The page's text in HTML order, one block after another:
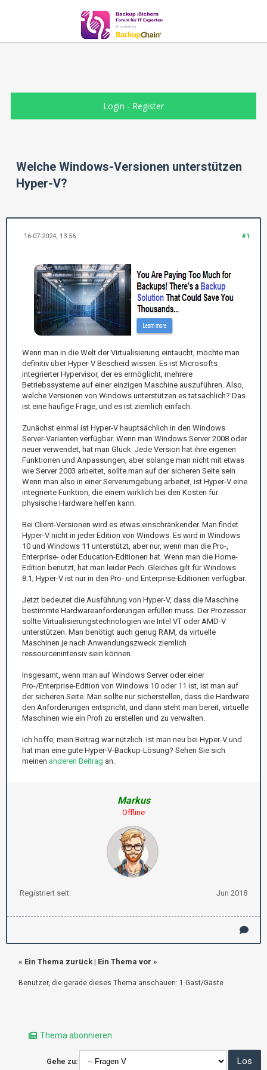
Login - Register
Welche Windows-Versionen unterstützen
Hyper-V?
#1
16-07-2024, 13:56
Wenn man in die Welt der Virtualisierung eintaucht, möchte man
definitiv über Hyper-V Bescheid wissen. Es ist Microsofts
integrierter Hypervisor, der es ermöglicht, mehrere
Betriebssysteme auf einer einzigen Maschine auszuführen. Also,
welche Versionen von Windows unterstützen es tatsächlich? Das
ist eine häufige Frage, und es ist ziemlich einfach.
Zunächst einmal ist Hyper-V hauptsächlich in den Windows
Server-Varianten verfügbar. Wenn man Windows Server 2008 oder
neuer verwendet, hat man Glück. Jede Version hat ihre eigenen
Funktionen und Anpassungen, aber solange man nicht mit etwas
wie Server 2003 arbeitet, sollte man auf der sicheren Seite sein.
Wenn man also in einer Serverumgebung arbeitet, ist Hyper-V eine
integrierte Funktion, die einem wirklich bei den Kosten für
physische Hardware helfen kann.
Bei Client-Versionen wird es etwas einschränkender. Man findet
Hyper-V nicht in jeder Edition von Windows. Es wird in Windows
10 und Windows 11 unterstützt, aber nur, wenn man die Pro-,
Enterprise- oder Education-Editionen hat. Wenn man die Home-
Edition benutzt, hat man leider Pech. Gleiches gilt für Windows
8.1; Hyper-V ist nur in den Pro- und Enterprise-Editionen verfügbar.
Jetzt bedeutet die Ausführung von Hyper-V, dass die Maschine
bestimmte Hardwareanforderungen erfüllen muss. Der Prozessor
sollte Virtualisierungstechnologien wie Intel VT oder AMD-V
unterstützen. Man benötigt auch genug RAM, da virtuelle
Maschinen je nach Anwendungszweck ziemlich
ressourcenintensiv sein können.
Insgesamt, wenn man auf Windows Server oder einer
Pro-/Enterprise-Edition von Windows 10 oder 11 ist, ist man auf
der sicheren Seite. Man sollte nur sicherstellen, dass die Hardware
den Anforderungen entspricht, und dann steht man bereit, virtuelle
Maschinen wie ein Profi zu erstellen und zu verwalten.
Ich hoffe, mein Beitrag war nützlich. Ist man neu bei Hyper-V und
hat man eine gute Hyper-V-Backup-Lösung? Sehen Sie sich
meinen anderen Beitrag an.
Markus
Offline
Registriert seit: Jun 2018
« Ein Thema zurück | Ein Thema vor »
Benutzer, die gerade dieses Thema anschauen: 1 Gast/Gäste
Thema abonnieren
Gehe zu: